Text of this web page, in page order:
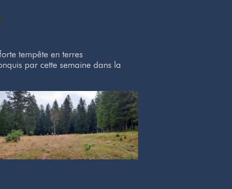
tempête en terres
par cette semaine dans la